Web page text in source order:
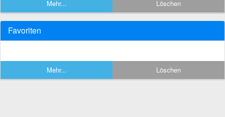
Mehr... Löschen
Favoriten
Mehr... Löschen